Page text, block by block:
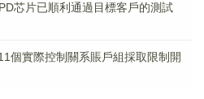
芯片已順利通過目標客戶的測試
個實際控制關系賬戶組採取限制開